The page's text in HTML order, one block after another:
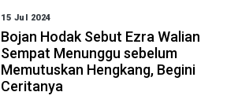
15 Jul 2024
Bojan Hodak Sebut Ezra Walian
Sempat Menunggu sebelum
Memutuskan Hengkang, Begini
Ceritanya